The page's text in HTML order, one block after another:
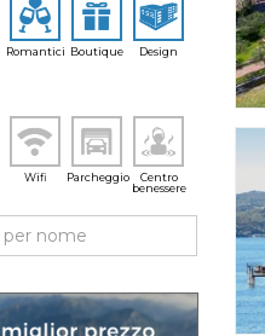
Romantici Boutique Design
Wifi Parcheggio
Centro
benessere